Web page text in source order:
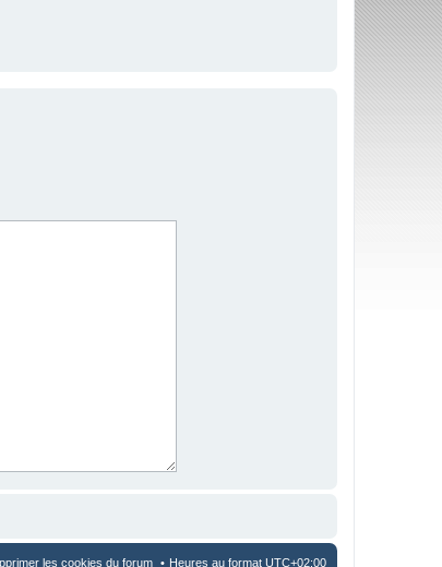
Heures au format UTC+02:00
les cookies du forum